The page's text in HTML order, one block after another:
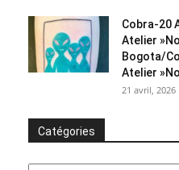
Cobra-20
Atelier
Bogota/
Atelier
21 avril, 2026
Catégories
Catégories